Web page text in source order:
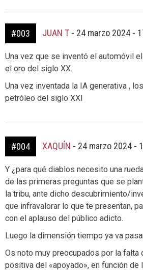
#003 JUAN T - 24 marzo 2024 -
Una vez que se inventó el automóvil
el oro del siglo XX.
Una vez inventada la IA generativa ,
petróleo del siglo XXI
#004 XAQUÍN - 24 marzo 2024 -
Y ¿para qué diablos necesito una
de las primeras preguntas que se
la tribu, ante dicho descubrimiento/
que infravalorar lo que te presentan,
con el aplauso del público adicto.
Luego la dimensión tiempo ya va
Os noto muy preocupados por la falta
positiva del «apoyado», en función de